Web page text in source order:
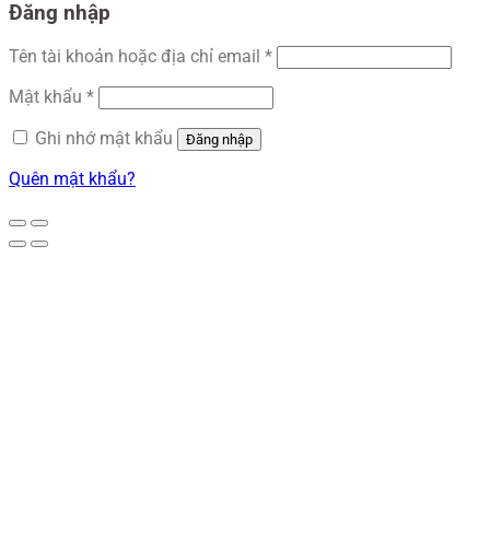
Đăng nhập
Tên tài khoản hoặc địa chỉ email *
Mật khẩu *
Ghi nhớ mật khẩu
Đăng nhập
Quên mật khẩu?